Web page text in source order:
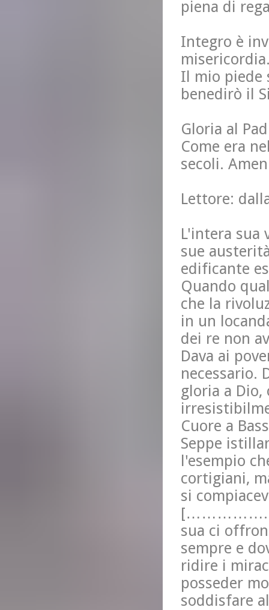
piena di
Integro è
Il mio piede
benedirò il
Gloria al
Come era
secoli.
Lettore:
L'intera sua
sue
edificante
Quando
che la
in un
dei re non
Dava ai
necessario.
gloria a
Cuore a
Seppe
l'esempio
cortigiani,
si
[……………...]
sua ci
sempre e
ridire i
posseder
soddisfare